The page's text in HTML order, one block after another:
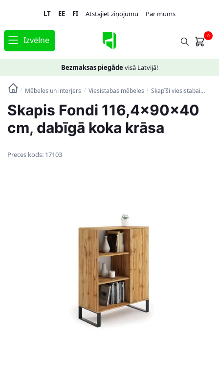
navigation
content
LT EE FI Atstājiet ziņojumu Par mums
Izvēlne 0
Bezmaksas piegāde visā Latvijā!
/ Mēbeles un interjers / Viesistabas mēbeles / Skapīši viesistabai
Skapis Fondi 116,4x90x40
cm, dabīgā koka krāsa
Preces kods: 17103